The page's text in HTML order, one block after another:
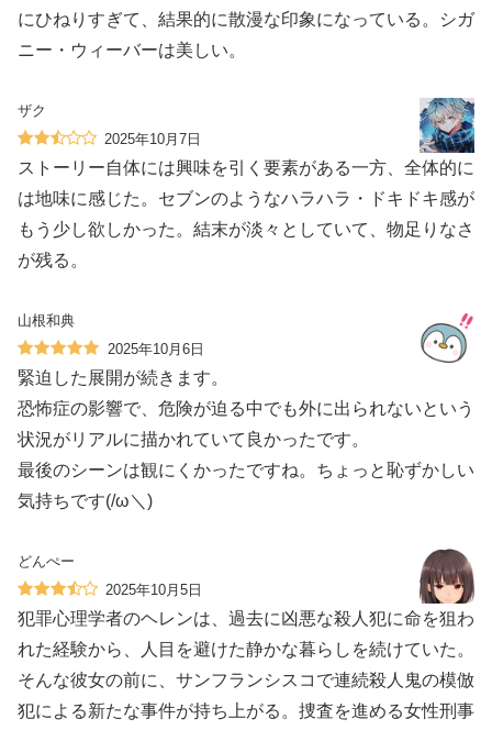
にひねりすぎて、結果的に散漫な印象になっている。シガ
ニー・ウィーバーは美しい。
ザク
2025年10月7日
ストーリー自体には興味を引く要素がある一方、全体的に
は地味に感じた。セブンのようなハラハラ・ドキドキ感が
もう少し欲しかった。結末が淡々としていて、物足りなさ
が残る。
山根和典
2025年10月6日
緊迫した展開が続きます。
恐怖症の影響で、危険が迫る中でも外に出られないという
状況がリアルに描かれていて良かったです。
最後のシーンは観にくかったですね。ちょっと恥ずかしい
気持ちです(/ω＼)
どんぺー
2025年10月5日
犯罪心理学者のヘレンは、過去に凶悪な殺人犯に命を狙わ
れた経験から、人目を避けた静かな暮らしを続けていた。
そんな彼女の前に、サンフランシスコで連続殺人鬼の模倣
犯による新たな事件が持ち上がる。捜査を進める女性刑事